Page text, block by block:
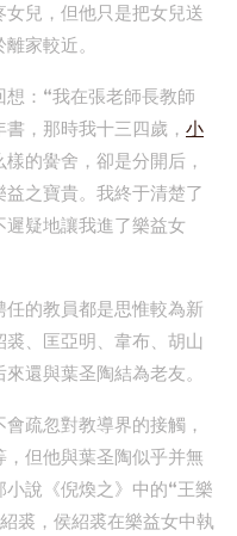
兒，但他只是把女兒送
家較近。
：“我在張老師長教師
，那時我十三四歲， 小
的黌舍，卻是分開后，
之寶貴。我終于清楚了
疑地讓我進了樂益女
的教員都是思惟較為新
、匡亞明、韋布、胡山
還與葉圣陶結為老友。
疏忽對教導界的接觸，
但他與葉圣陶似乎并無
說《倪煥之》中的“王樂
裘，侯紹裘在樂益女中執